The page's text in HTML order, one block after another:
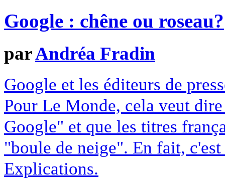
Google : chêne ou roseau?
parAndréa Fradin
Google et les éditeurs de
Pour Le Monde, cela veut
Google" et que les titres
"boule de neige". En fait,
Explications.